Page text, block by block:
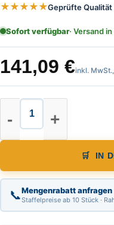
★★★★★Geprüfte Qualität
Sofort verfügbar· Versand
141,09 €inkl.
Skalen
IN
📞Mengenrabatt anfragen
Staffelpreise ab 10 Stück ·